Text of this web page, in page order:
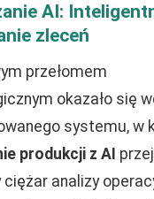
AI:
zleceń
przełomem
okazało się
systemu, w
produkcji z AI
ciężar analizy